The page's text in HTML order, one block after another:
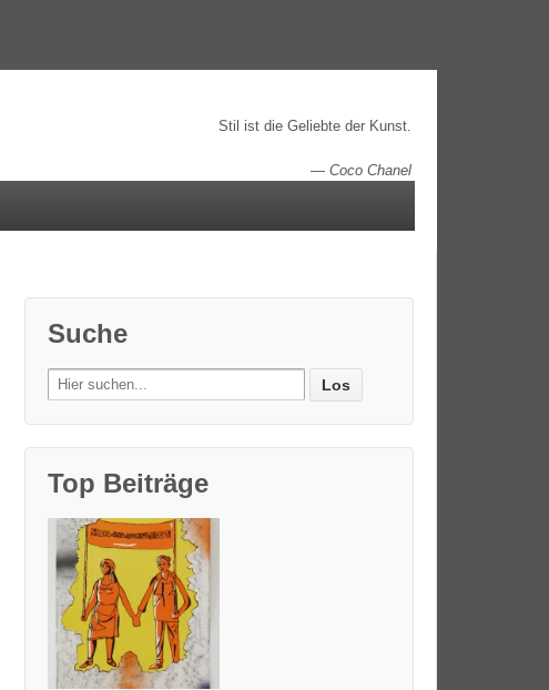
Stil ist die Geliebte der Kunst.
—Coco Chanel
Suche
Search
for:
Top Beiträge